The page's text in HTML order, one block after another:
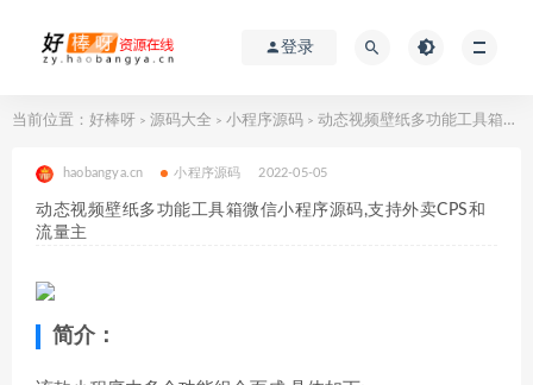
登录
当前位置： 好棒呀 > 源码大全 > 小程序源码 > 动态视频壁纸多功能工具箱微信小程序源码,支持外卖CPS和流量主
haobangya.cn 小程序源码 2022-05-05
动态视频壁纸多功能工具箱微信小程序源码,支持外卖CPS和
流量主
简介：